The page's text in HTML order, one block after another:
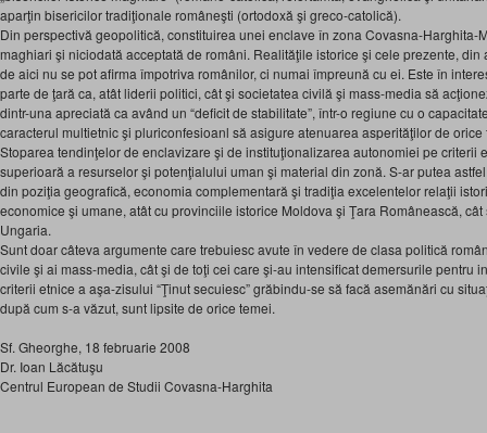
aparţin bisericilor tradiţionale româneşti (ortodoxă şi greco-catolică).
Din perspectivă geopolitică, constituirea unei enclave în zona Covasna-Harghita-
maghiari şi niciodată acceptată de români. Realităţile istorice şi cele prezente, din
de aici nu se pot afirma împotriva românilor, ci numai împreună cu ei. Este în
parte de ţară ca, atât liderii politici, cât şi societatea civilă şi mass-media să
dintr-una apreciată ca având un “deficit de stabilitate”, într-o regiune cu o
caracterul multietnic şi pluriconfesioanl să asigure atenuarea asperităţilor de orice
Stoparea tendinţelor de enclavizare şi de instituţionalizarea autonomiei pe criterii
superioară a resurselor şi potenţialului uman şi material din zonă. S-ar putea
din poziţia geografică, economia complementară şi tradiţia excelentelor relaţii
economice şi umane, atât cu provinciile istorice Moldova şi Ţara Românească,
Ungaria.
Sunt doar câteva argumente care trebuiesc avute în vedere de clasa politică
civile şi ai mass-media, cât şi de toţi cei care şi-au intensificat demersurile pentru
criterii etnice a aşa-zisului “Ţinut secuiesc” grăbindu-se să facă asemănări cu
după cum s-a văzut, sunt lipsite de orice temei.
Sf. Gheorghe, 18 februarie 2008
Dr. Ioan Lăcătuşu
Centrul European de Studii Covasna-Harghita